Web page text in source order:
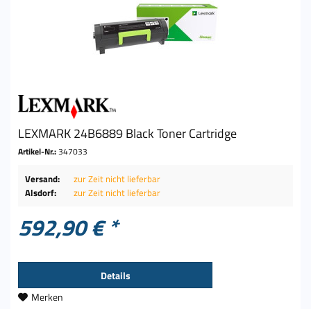
LEXMARK 24B6889 Black Toner Cartridge
Artikel-Nr.:347033
Versand:
zur Zeit nicht lieferbar
Alsdorf:
zur Zeit nicht lieferbar
592,90 € *
Details
Merken